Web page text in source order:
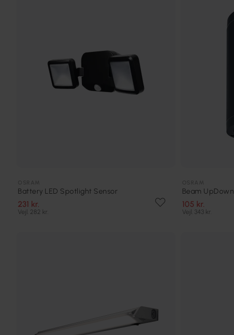
Battery LED Spotlight Sensor
231 kr.
Vejl. 282 kr.
Beam UpDown
105 kr.
Vejl. 343 kr.